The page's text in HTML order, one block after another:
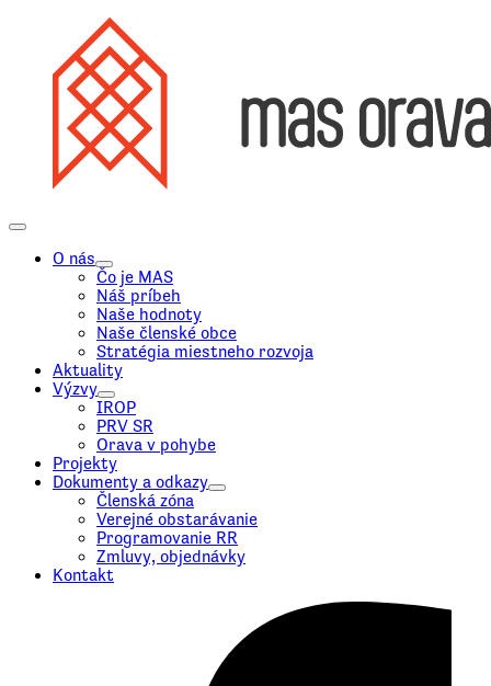
O nás
Čo je MAS
Náš príbeh
Naše hodnoty
Naše členské obce
Stratégia miestneho rozvoja
Aktuality
Výzvy
IROP
PRV SR
Orava v pohybe
Projekty
Dokumenty a odkazy
Členská zóna
Verejné obstarávanie
Programovanie RR
Zmluvy, objednávky
Kontakt